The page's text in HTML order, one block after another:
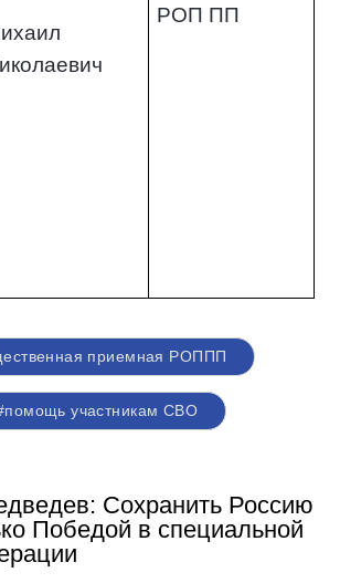
РОП ПП
приемная РОППП
участникам СВО
Сохранить Россию
Победой в специальной